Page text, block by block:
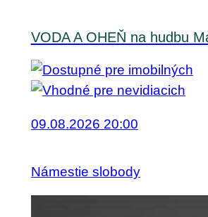
VODA A OHEŇ na hudbu
09.08.2026 20:00
Námestie slobody